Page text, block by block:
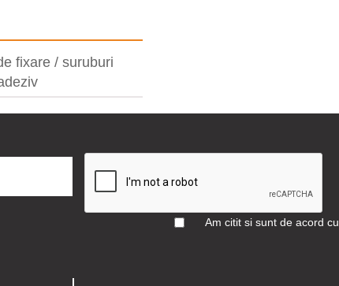
fixare / suruburi
Am citit si sunt de acord cu